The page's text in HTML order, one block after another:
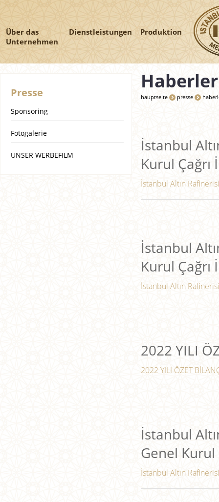
Über das
Unternehmen
Dienstleistungen Produktion
Presse
Sponsoring
Fotogalerie
UNSER WERBEFILM
Haberler
hauptseite presse
İstanbul
Kurul Çağrı
İstanbul Altın
İstanbul
Kurul Çağrı
İstanbul Altın
2022 YILI
2022 YILI ÖZET
İstanbul
Genel Kurul
İstanbul Altın